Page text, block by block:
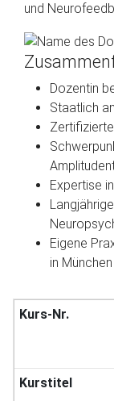
und
Dozentin
Staatlich
Expertise
Eigene
in München